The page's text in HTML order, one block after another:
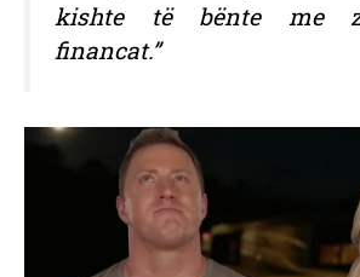
kishte të bënte me
financat.”